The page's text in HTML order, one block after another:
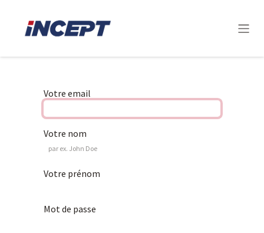
Votre email
Votre nom
Votre prénom
Mot de passe